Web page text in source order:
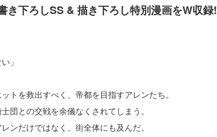
き下ろしSS & 描き下ろし特別漫画をW収録!
」
トを救出すべく、帝都を目指すアレンたち。
団との交戦を余儀なくされてしまう。
ンだけではなく、街全体にも及んだ。